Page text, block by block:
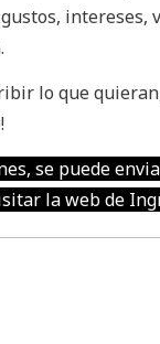
intereses,
lo que
se puede
la web de